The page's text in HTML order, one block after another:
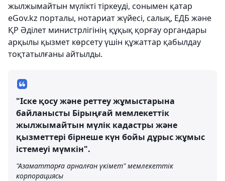
жылжымайтын мүлікті тіркеуді, сонымен қатар
eGov.kz порталы, нотариат жүйесі, салық, ЕДБ және
ҚР Әділет министрлігінің құқық қорғау органдары
арқылы қызмет көрсету үшін құжаттар қабылдау
тоқтатылғаны айтылды.
"Іске қосу және реттеу жұмыстарына
байланысты Бірыңғай мемлекеттік
жылжымайтын мүлік кадастры және
қызметтері бірнеше күн бойы дұрыс жұмыс
істемеуі мүмкін".
"Азаматтарға арналған үкімет" мемлекеттік
корпорациясы